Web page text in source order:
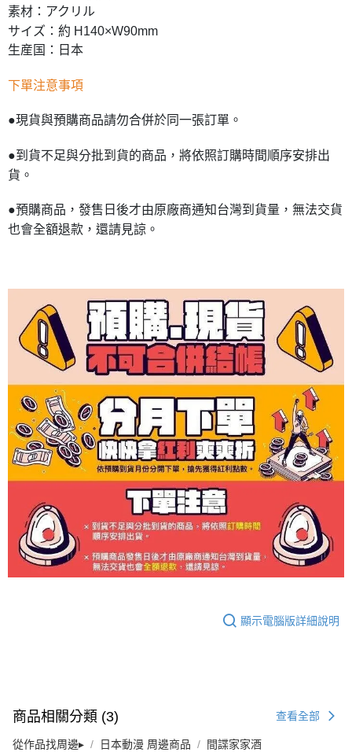
素材：アクリル
サイズ：約 H140×W90mm
生産国：日本
下單注意事項
●現貨與預購商品請勿合併於同一張訂單。
●到貨不足與分批到貨的商品，將依照訂購時間順序安排出
貨。
●預購商品，發售日後才由原廠商通知台灣到貨量，無法交貨
也會全額退款，還請見諒。
顯示電腦版詳細說明
商品相關分類 (3) 查看全部
從作品找周邊▸ 日本動漫 周邊商品 間諜家家酒